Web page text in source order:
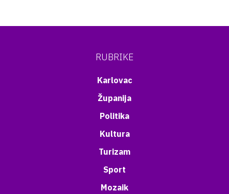
RUBRIKE
Karlovac
Županija
Politika
Kultura
Turizam
Sport
Mozaik